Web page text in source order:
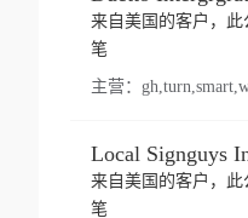
来自美国的客户，
笔
主营：
Local Signguys
来自美国的客户，
笔